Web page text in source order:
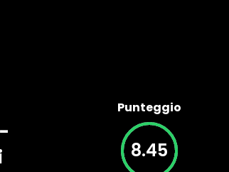
Punteggio
8.45